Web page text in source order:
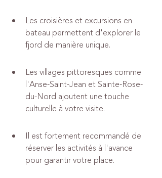
Les croisières et excursions en
bateau permettent d'explorer le
fjord de manière unique.
Les villages pittoresques comme
l'Anse-Saint-Jean et Sainte-Rose-
du-Nord ajoutent une touche
culturelle à votre visite.
Il est fortement recommandé de
réserver les activités à l'avance
pour garantir votre place.